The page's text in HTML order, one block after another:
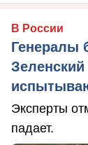
В России
Генералы
Эксперты
падает.